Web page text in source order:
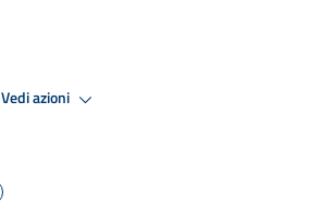
Vedi azioni